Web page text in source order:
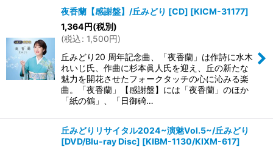
夜香蘭【感謝盤】/丘みどり [CD] [KICM-31177]
1,364円(税別)
(税込: 1,500円)
丘みどり20 周年記念曲、「夜香蘭」は作詩に水木
れいじ氏、作曲に杉本眞人氏を迎え、丘の新たな
魅力を開花させたフォークタッチの心に沁みる楽
曲。「夜香蘭」【感謝盤】には「夜香蘭」のほか
「紙の鶴」、「日御碕…
丘みどりリサイタル2024~演魅Vol.5~/丘みどり
[DVD/Blu-ray Disc] [KIBM-1130/KIXM-617]